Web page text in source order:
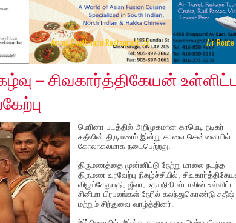
Amma Chettinadu Restaurant Ltd Air
– சிவகார்த்திகேயன்
மெரினா படத்தில் அறிமுகமான காமெடி நடிகர்
சதீஷின் திருமணம் இன்று காலை சென்னையில்
கோலாகலமாக நடைபெற்றது.
திருமணத்தை முன்னிட்டு நேற்று மாலை நடந்த
திருமண வரவேற்பு நிகழ்ச்சியில்,
விஜய்சேதுபதி, ஜீவா, உதயநிதி ஸ்டாலின்
சினிமா பிரபலங்கள் நேரில் கலந்துகொண்டு சதீஷ்
மற்றும் சிந்துவை வாழ்த்தினர்.